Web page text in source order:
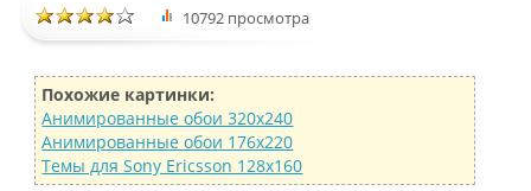
10792 просмотра
Похожие картинки:
Анимированные обои 320х240
Анимированные обои 176х220
Темы для Sony Ericsson 128х160